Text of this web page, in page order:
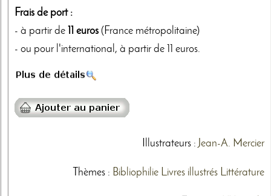
Frais de port :
- à partir de
11 euros (France métropolitaine)
- ou pour l'international, à partir de 11 euros.
Illustrateurs: Jean-A. Mercier
Thèmes: Bibliophilie Livres illustrés Littérature